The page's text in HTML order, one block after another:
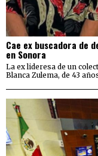
Cae ex buscadora de
en Sonora
La ex lideresa de un
Blanca Zulema, de 43